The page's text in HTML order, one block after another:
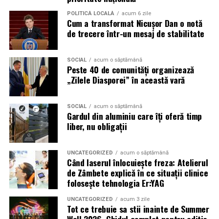
sau câștigarea unui premiu pot determina utilizatorii să
reacționeze înainte de a verifica sursa.
Turneul se încheie pe 19 iulie, iar specialiștii anticipează
o intensificare a activității frauduloase în perioada
finalei. Printre cele mai utilizate pretexte se numără
transmisiunile pirat, biletele revândute, pariurile,
tombolele, concursurile și falsele oferte de călătorie.
Pentru a răspunde riscurilor tot mai complexe,
cyber_Folks a lansat la finalul lunii iunie robo_Folks,
primul asistent AI integrat într-un panou de hosting
din România. Acesta poate efectua, la cererea
utilizatorului, un audit al securității site-ului, care
include verificarea certificatelor SSL, a configurărilor
DNS și a sistemelor SPF, DKIM și DMARC utilizate
pentru protecția e-mailului împotriva uzurpării
identității.
POLITICĂ LOCALĂ acum 6 zile
Cum a transformat Nicușor Dan o notă
de trecere într-un mesaj de stabilitate
SOCIAL acum o săptămână
Peste 40 de comunități organizează
„Zilele Diasporei” în această vară
SOCIAL acum o săptămână
Gardul din aluminiu care îți oferă timp
liber, nu obligații
UNCATEGORIZED acum o săptămână
Când laserul înlocuiește freza: Atelierul
de Zâmbete explică în ce situații clinice
folosește tehnologia Er:YAG
UNCATEGORIZED acum 3 zile
Tot ce trebuie sa stii inainte de Summer